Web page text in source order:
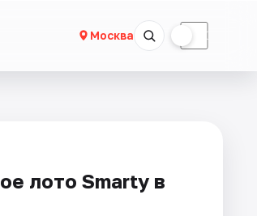
Москва ☾
лото Smarty в